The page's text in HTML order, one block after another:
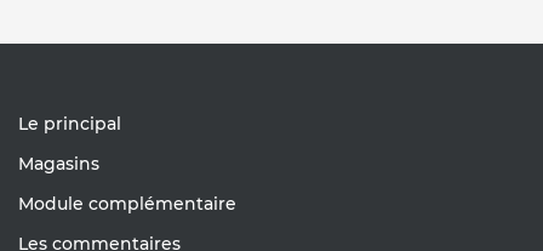
Le principal
Magasins
Module complémentaire
Les commentaires